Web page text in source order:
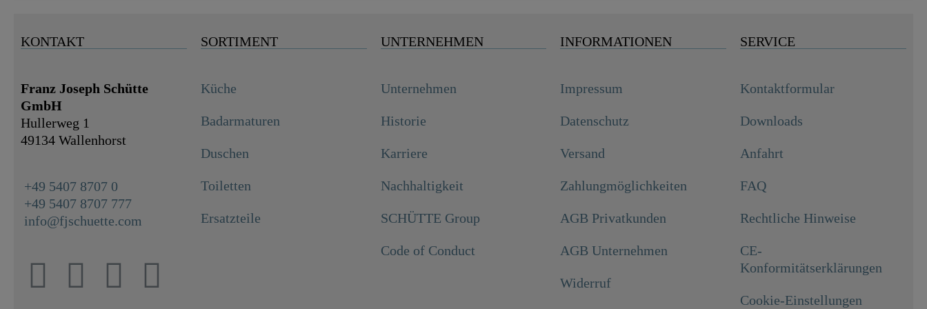
KONTAKT
Franz Joseph Schütte
GmbH
Hullerweg 1
49134 Wallenhorst
+49 5407 8707 0
+49 5407 8707 777
info@fjschuette.com
SORTIMENT
Küche
Badarmaturen
Duschen
Toiletten
Ersatzteile
UNTERNEHMEN
Unternehmen
Historie
Karriere
Nachhaltigkeit
SCHÜTTE Group
Code of Conduct
INFORMATIONEN
Impressum
Datenschutz
Versand
Zahlungmöglichkeiten
AGB Privatkunden
AGB Unternehmen
Widerruf
SERVICE
Kontaktformular
Downloads
Anfahrt
FAQ
Rechtliche Hinweise
CE-
Konformitätserklärungen
Cookie-Einstellungen